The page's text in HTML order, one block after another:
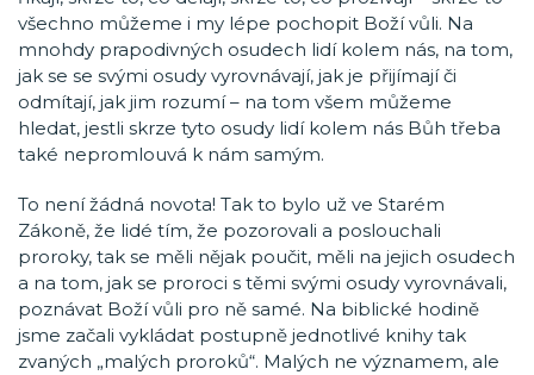
všechno můžeme i my lépe pochopit Boží vůli. Na
mnohdy prapodivných osudech lidí kolem nás, na tom,
jak se se svými osudy vyrovnávají, jak je přijímají či
odmítají, jak jim rozumí – na tom všem můžeme
hledat, jestli skrze tyto osudy lidí kolem nás Bůh třeba
také nepromlouvá k nám samým.
To není žádná novota! Tak to bylo už ve Starém
Zákoně, že lidé tím, že pozorovali a poslouchali
proroky, tak se měli nějak poučit, měli na jejich osudech
a na tom, jak se proroci s těmi svými osudy vyrovnávali,
poznávat Boží vůli pro ně samé. Na biblické hodině
jsme začali vykládat postupně jednotlivé knihy tak
zvaných „malých proroků“. Malých ne významem, ale